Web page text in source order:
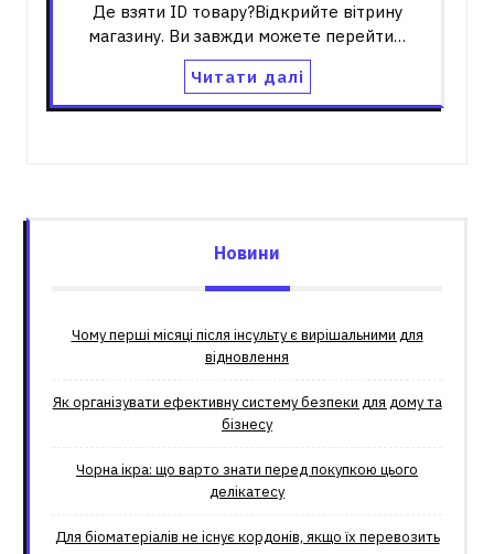
Де взяти ID товару?Відкрийте вітрину
магазину. Ви завжди можете перейти…
Читати далі
Новини
Чому перші місяці після інсульту є вирішальними для
відновлення
Як організувати ефективну систему безпеки для дому та
бізнесу
Чорна ікра: що варто знати перед покупкою цього
делікатесу
Для біоматеріалів не існує кордонів, якщо їх перевозить